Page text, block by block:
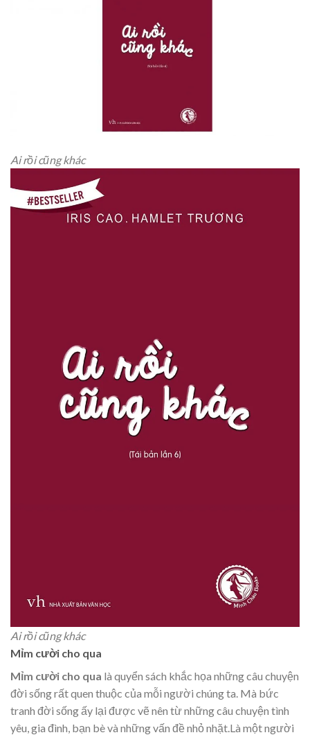
Ai rồi cũng khác
Ai rồi cũng khác
Mỉm cười cho qua
Mỉm cười cho qua là quyển sách khắc họa những câu chuyện
đời sống rất quen thuộc của mỗi người chúng ta. Mà bức
tranh đời sống ấy lại được vẽ nên từ những câu chuyện tình
yêu, gia đình, bạn bè và những vấn đề nhỏ nhặt.Là một người